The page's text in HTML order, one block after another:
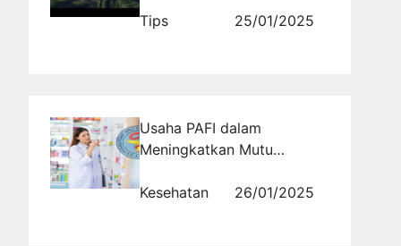
Haqq
Tips 25/01/2025
Usaha PAFI dalam
Meningkatkan Mutu
Kesehatan
Kesehatan 26/01/2025